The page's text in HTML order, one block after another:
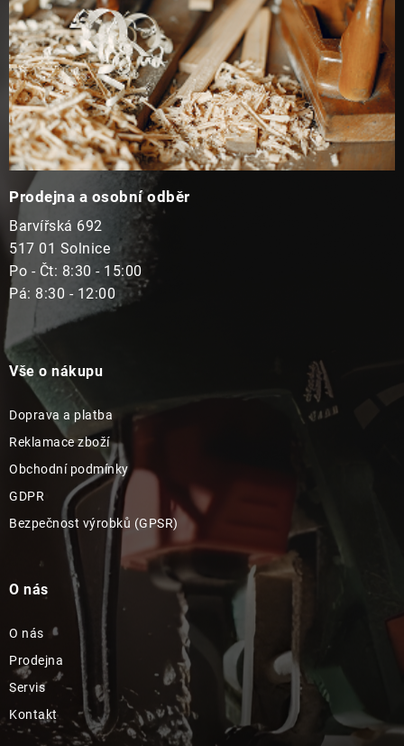
Prodejna a osobní odběr
Barvířská 692
517 01 Solnice
Po - Čt: 8:30 - 15:00
Pá: 8:30 - 12:00
Vše o nákupu
Doprava a platba
Reklamace zboží
Obchodní podmínky
GDPR
Bezpečnost výrobků (GPSR)
O nás
O nás
Prodejna
Servis
Kontakt